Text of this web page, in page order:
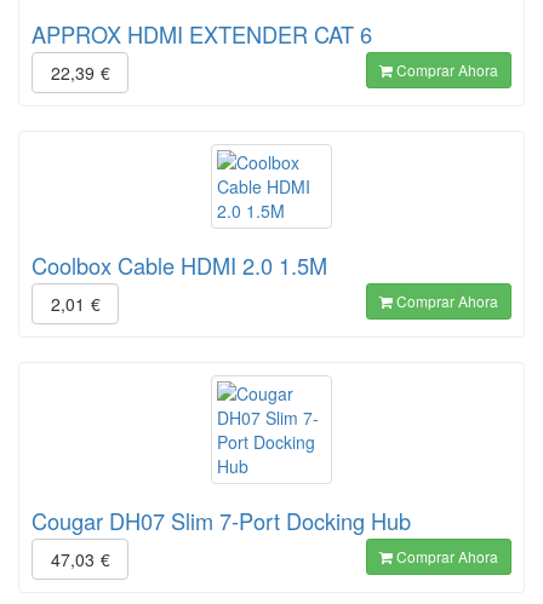
APPROX HDMI EXTENDER CAT 6
22,39 € Comprar Ahora
Coolbox Cable HDMI 2.0 1.5M
2,01 € Comprar Ahora
Cougar DH07 Slim 7-Port Docking Hub
47,03 € Comprar Ahora